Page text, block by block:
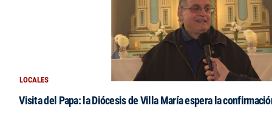
LOCALES
Visita del Papa: la Diócesis de Villa María espera la